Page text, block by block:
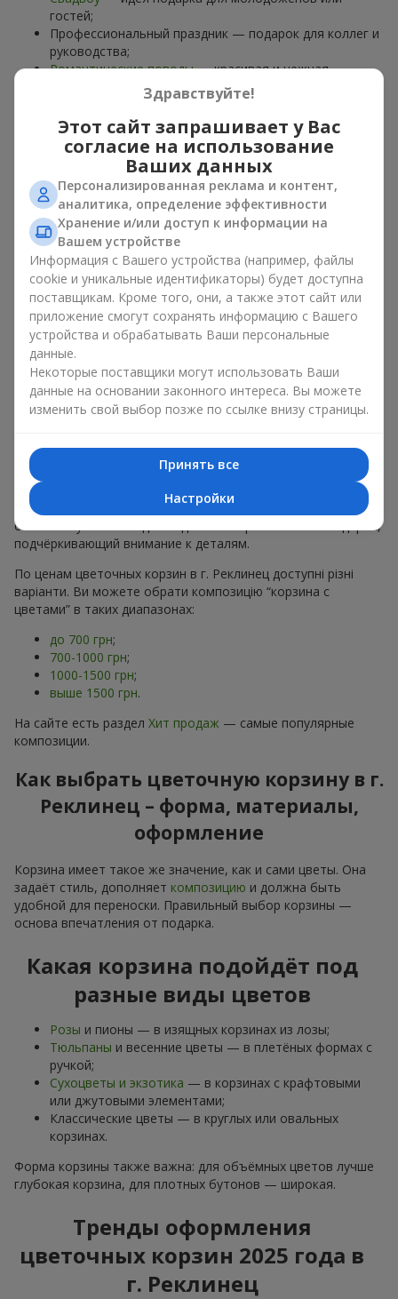
гостей;
Профессиональный праздник — подарок для коллег и
руководства;
Романтические поводы— красивая и нежная
Корпоративные события— подарок деловому
партнёру.
Цветочная корзина — универсальный подарок для любого
возраста. Стильные ручные композиции позволяют
передать любые эмоции: благодарность, восхищение,
поддержку,любовь
Виды цветочных корзин в г.
Реклинец: классика,
романтика, минимализм
Ассортимент цветочных корзин наflowers.uaвключает
варианты на любой вкус:
Классические композиции— сочетанияроз, лилий,
хризантемв строгих формах;
Минималистичные решения— натуральные формы,
акцент на цвет или текстуру.
Есть также
VIP-композиции— роскошные корзины для
особых случаев. Каждое изделие — оригинальный подарок,
подчёркивающий внимание к деталям.
По ценам цветочных корзин в г. Реклинец доступні різні
варіанти. Ви можете обрати композицію “корзина с
цветами” в таких диапазонах:
до 700 грн;
700-1000 грн;
1000-1500 грн;
выше 1500 грн.
На сайте есть раздел Хит продаж — самые популярные
композиции.
Как выбрать цветочную корзину в г.
Реклинец – форма, материалы,
оформление
Корзина имеет такое же значение, как и сами цветы. Она
задаёт стиль, дополняет композицию и должна быть
удобной для переноски. Правильный выбор корзины —
основа впечатления от подарка.
Какая корзина подойдёт под
разные виды цветов
Розы и пионы — в изящных корзинах из лозы;
Тюльпаны и весенние цветы — в плетёных формах с
ручкой;
Сухоцветы и экзотика — в корзинах с крафтовыми
или джутовыми элементами;
Классические цветы — в круглых или овальных
корзинах.
Форма корзины также важна: для объёмных цветов лучше
глубокая корзина, для плотных бутонов — широкая.
Тренды оформления
цветочных корзин 2025 года в
г. Реклинец
Здравствуйте!
Этот сайт запрашивает у Вас
согласие на использование
Ваших данных
Персонализированная реклама и контент,
аналитика, определение эффективности
Хранение и/или доступ к информации на
Вашем устройстве
Информация с Вашего устройства (например, файлы
cookie и уникальные идентификаторы) будет доступна
поставщикам. Кроме того, они, а также этот сайт или
приложение смогут сохранять информацию с Вашего
устройства и обрабатывать Ваши персональные
данные.
Некоторые поставщики могут использовать Ваши
данные на основании законного интереса. Вы можете
изменить свой выбор позже по ссылке внизу страницы.
Принять все
Настройки